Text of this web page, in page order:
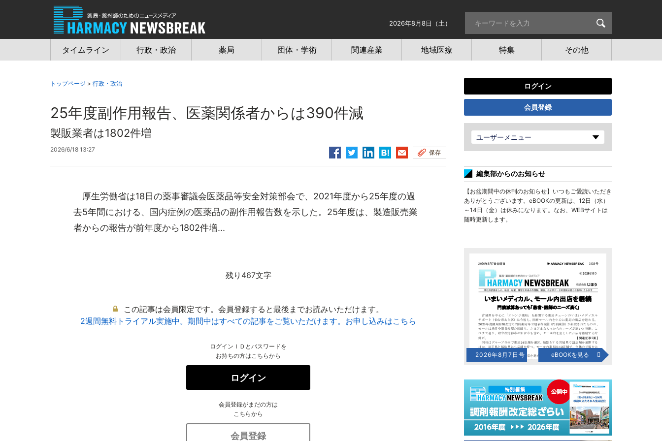
2026年8月8日（土）
タイムライン 行政・政治 薬局 団体・学術 関連産業 地域医療 特集 その他
トップページ > 行政・政治
25年度副作用報告、医薬関係者からは390件減
製販業者は1802件増
2026/6/18 13:27 保存
厚生労働省は18日の薬事審議会医薬品等安全対策部会で、2021年度から25年度の過
去5年間における、国内症例の医薬品の副作用報告数を示した。25年度は、製造販売業
者からの報告が前年度から1802件増...
残り467文字
この記事は会員限定です。会員登録すると最後までお読みいただけます。
2週間無料トライアル実施中。期間中はすべての記事をご覧いただけます。お申し込みはこちら
ログインＩＤとパスワードを
お持ちの方はこちらから
ログイン
会員登録がまだの方は
こちらから
会員登録
ログイン
会員登録
ユーザーメニュー
編集部からのお知らせ
【お盆期間中の休刊のお知らせ】いつもご愛読いただき
ありがとうございます。eBOOKの更新は、12日（水）
～14日（金）は休みになります。なお、WEBサイトは
随時更新します。
2026年8月7日号 eBOOKを見る